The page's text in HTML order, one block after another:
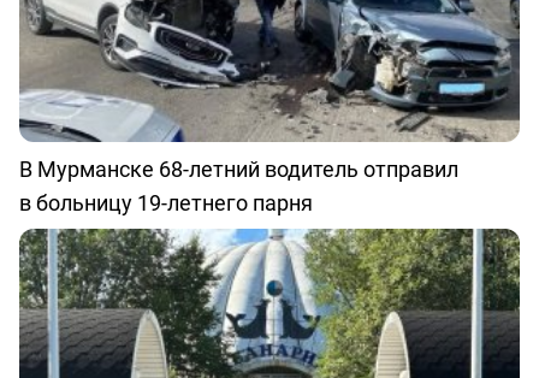
В Мурманске 68-летний водитель отправил
в больницу 19-летнего парня